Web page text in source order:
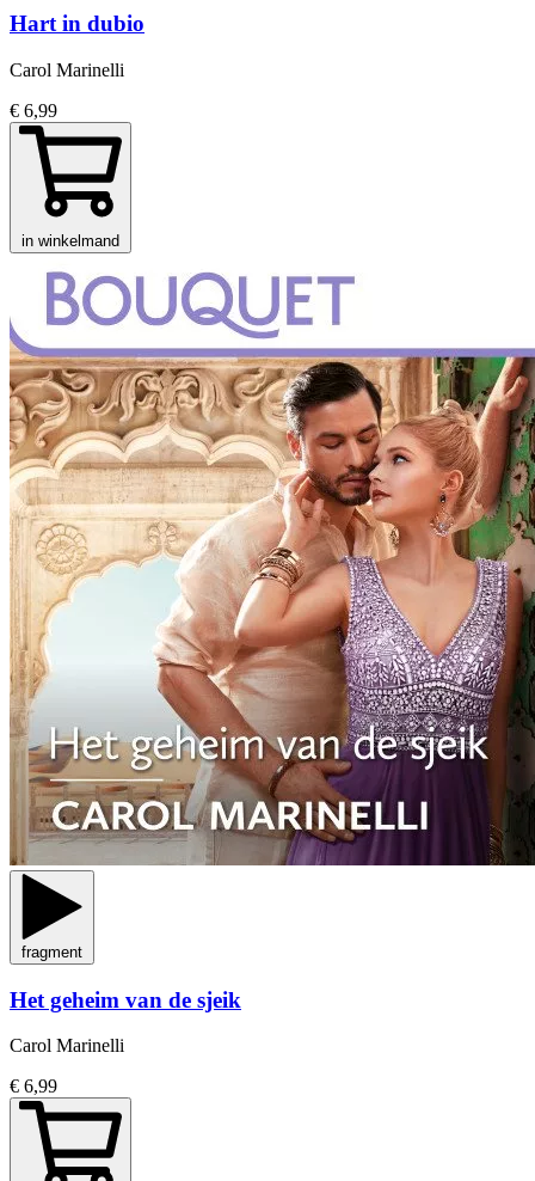
Hart in dubio
Carol Marinelli
€ 6,99
in winkelmand
fragment
Het geheim van de sjeik
Carol Marinelli
€ 6,99